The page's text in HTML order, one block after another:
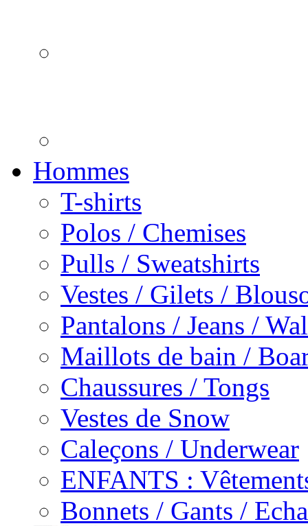
Hommes
T-shirts
Polos / Chemises
Pulls / Sweatshirts
Vestes / Gilets /
Pantalons / Jeans /
Maillots de bain /
Chaussures / Tongs
Vestes de Snow
Caleçons / Underwear
ENFANTS :
Bonnets / Gants /